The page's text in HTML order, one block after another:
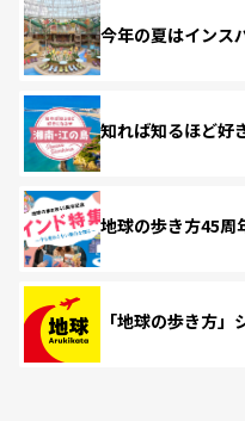
今年の夏はインス
知れば知るほど好
地球の歩き方45周
「地球の歩き方